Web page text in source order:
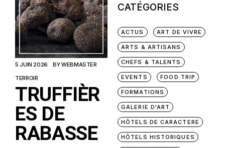
5 JUIN 2026 BYWEBMASTER
TERROIR
TRUFFIÈR
ES DE
RABASSE
CATÉGORIES
ACTUS ART DE VIVRE
ARTS & ARTISANS
CHEFS & TALENTS
EVENTS FOOD TRIP
FORMATIONS
GALERIE D'ART
HÔTELS DE CARACTERE
HÔTELS HISTORIQUES